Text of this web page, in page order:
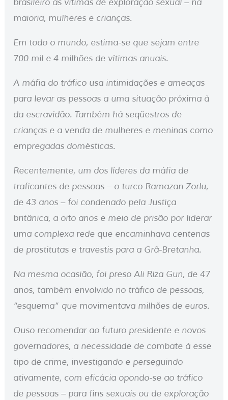
maioria, mulheres e crianças.
Em todo o mundo, estima-se que sejam entre
700 mil e 4 milhões de vítimas anuais.
A máfia do tráfico usa intimidações e ameaças
para levar as pessoas a uma situação próxima à
da escravidão. Também há seqüestros de
crianças e a venda de mulheres e meninas como
empregadas domésticas.
Recentemente, um dos líderes da máfia de
traficantes de pessoas – o turco Ramazan Zorlu,
de 43 anos – foi condenado pela Justiça
britânica, a oito anos e meio de prisão por liderar
uma complexa rede que encaminhava centenas
de prostitutas e travestis para a Grã-Bretanha.
Na mesma ocasião, foi preso Ali Riza Gun, de 47
anos, também envolvido no tráfico de pessoas,
“esquema” que movimentava milhões de euros.
Ouso recomendar ao futuro presidente e novos
governadores, a necessidade de combate à esse
tipo de crime, investigando e perseguindo
ativamente, com eficácia opondo-se ao tráfico
de pessoas – para fins sexuais ou de exploração